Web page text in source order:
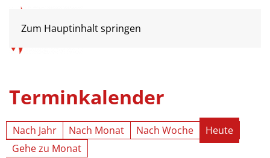
Zum Hauptinhalt springen
Terminkalender
Nach Jahr Nach Monat Nach Woche
Heute
Gehe zu Monat